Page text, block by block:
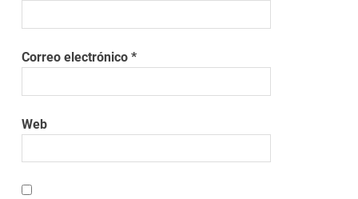
Correo electrónico*
Web